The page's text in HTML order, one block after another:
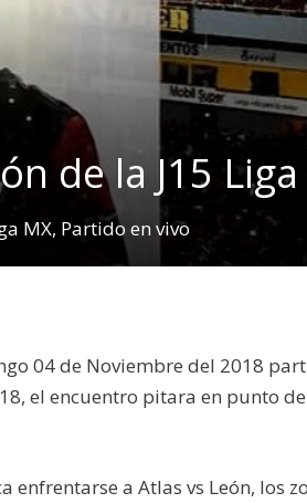
de la J15
MX, Partido en vivo
04 de Noviembre del 2018
el encuentro pitara en punto
a Atlas vs León, los